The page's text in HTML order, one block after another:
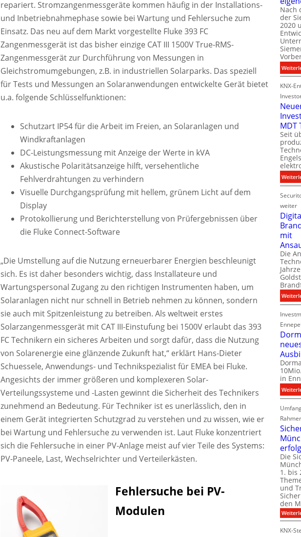
repariert. Stromzangenmessgeräte kommen häufig in der Installations-
und Inbetriebnahmephase sowie bei Wartung und Fehlersuche zum
Einsatz. Das neu auf dem Markt vorgestellte Fluke 393 FC
Zangenmessgerät ist das bisher einzige CAT III 1500V True-RMS-
Zangenmessgerät zur Durchführung von Messungen in
Gleichstromumgebungen, z.B. in industriellen Solarparks. Das speziell
für Tests und Messungen an Solaranwendungen entwickelte Gerät bietet
u.a. folgende Schlüsselfunktionen:
Schutzart IP54 für die Arbeit im Freien, an Solaranlagen und
Windkraftanlagen
DC-Leistungsmessung mit Anzeige der Werte in kVA
Akustische Polaritätsanzeige hilft, versehentliche
Fehlverdrahtungen zu verhindern
Visuelle Durchgangsprüfung mit hellem, grünem Licht auf dem
Display
Protokollierung und Berichterstellung von Prüfergebnissen über
die Fluke Connect-Software
„Die Umstellung auf die Nutzung erneuerbarer Energien beschleunigt
sich. Es ist daher besonders wichtig, dass Installateure und
Wartungspersonal Zugang zu den richtigen Instrumenten haben, um
Solaranlagen nicht nur schnell in Betrieb nehmen zu können, sondern
sie auch mit Spitzenleistung zu betreiben. Als weltweit erstes
Solarzangenmessgerät mit CAT III-Einstufung bei 1500V erlaubt das 393
FC Technikern ein sicheres Arbeiten und sorgt dafür, dass die Nutzung
von Solarenergie eine glänzende Zukunft hat,“ erklärt Hans-Dieter
Schuessele, Anwendungs- und Technikspezialist für EMEA bei Fluke.
Angesichts der immer größeren und komplexeren Solar-
Verteilungssysteme und -Lasten gewinnt die Sicherheit des Technikers
zunehmend an Bedeutung. Für Techniker ist es unerlässlich, den in
einem Gerät integrierten Schutzgrad zu verstehen und zu wissen, wie er
bei Wartung und Fehlersuche zu verwenden ist. Laut Fluke konzentriert
sich die Fehlersuche in einer PV-Anlage meist auf vier Teile des Systems:
PV-Paneele, Last, Wechselrichter und Verteilerkästen.
Fehlersuche bei PV-
Modulen
l
e
c
t
g
s
t
c
i
k
i
g
i
t
l
P
d
t
a
t
Nach
der
2020
KNX-
MDT
Seit
weiter
mit
Die
in
Die
1. bis
und
den
KNX-